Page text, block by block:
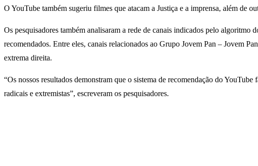
O YouTube também sugeriu filmes que atacam a Justiça e a imprensa, além de
Os pesquisadores também analisaram a rede de canais indicados pelo
recomendados. Entre eles, canais relacionados ao Grupo Jovem Pan – Jovem
extrema direita.
“Os nossos resultados demonstram que o sistema de recomendação do
radicais e extremistas”, escreveram os pesquisadores.